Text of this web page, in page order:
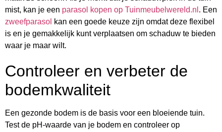
mist, kan je een parasol kopen op Tuinmeubelwereld.nl . Een
zweefparasol kan een goede keuze zijn omdat deze flexibel
is en je gemakkelijk kunt verplaatsen om schaduw te bieden
waar je maar wilt.
Controleer en verbeter de
bodemkwaliteit
Een gezonde bodem is de basis voor een bloeiende tuin.
Test de pH-waarde van je bodem en controleer op